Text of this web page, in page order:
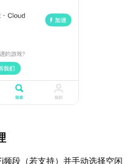
段（若支持）并手动选择空闲